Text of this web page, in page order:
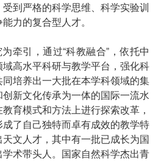
到严格的科学思维、科学实验训
力的复合型人才。
牵引，通过“科教融合”，依托中
高水平科研与教学平台，强化科
培养出一大批在本学科领域的集
新文化传承为一体的国际一流水
育模式和方法上进行探索改革，
了自己独特而卓有成效的教学特
文人才，其中有一批已成长为国
术带头人。 国家自然科学杰出青